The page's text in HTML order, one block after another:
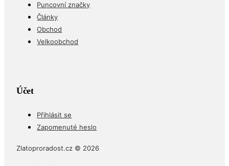
Puncovní značky
Články
Obchod
Velkoobchod
Účet
Přihlásit se
Zapomenuté heslo
Zlatoproradost.cz © 2026